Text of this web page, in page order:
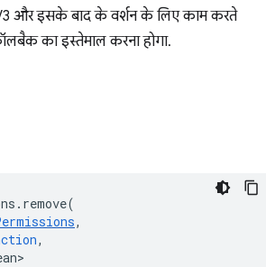
V3 और इसके बाद के वर्शन के लिए काम करते
का इस्तेमाल करना होगा.
. remove(
,
,